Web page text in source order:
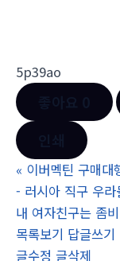
5p39ao
« 이버멕틴 구매대
- 러시아 직구 우
내 여자친구는 좀
목록보기 답글쓰기
글수정 글삭제